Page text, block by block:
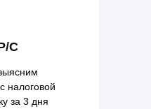
С
налоговой
за 3 дня